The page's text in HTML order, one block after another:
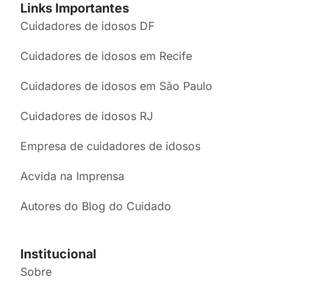
Links Importantes
Cuidadores de idosos DF
Cuidadores de idosos em Recife
Cuidadores de idosos em São Paulo
Cuidadores de idosos RJ
Empresa de cuidadores de idosos
Acvida na Imprensa
Autores do Blog do Cuidado
Institucional
Sobre